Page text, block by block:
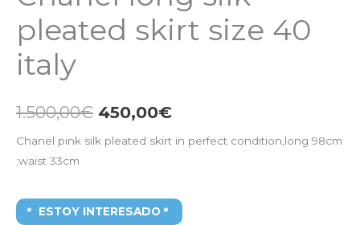
pleated skirt size 40
italy
1.500,00€ 450,00€
Chanel pink silk pleated skirt in perfect condition,long 98cm
;waist 33cm
ESTOY INTERESADO